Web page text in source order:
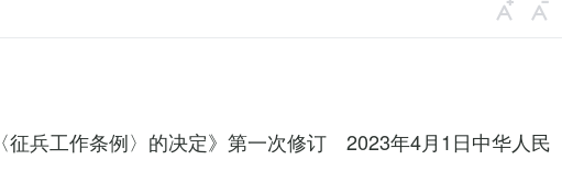
兵工作条例〉的决定》第一次修订 2023年4月1日中华人民